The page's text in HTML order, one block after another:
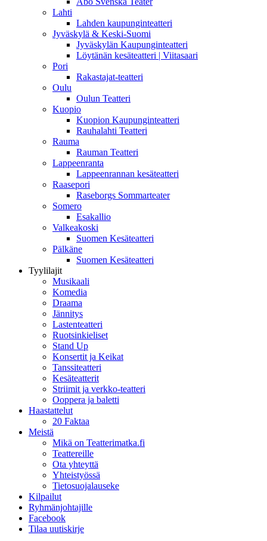
Lahti
Lahden kaupunginteatteri
Jyväskylä & Keski-Suomi
Jyväskylän Kaupunginteatteri
Löytänän kesäteatteri | Viitasaari
Pori
Rakastajat-teatteri
Oulu
Oulun Teatteri
Kuopio
Kuopion Kaupunginteatteri
Rauhalahti Teatteri
Rauma
Rauman Teatteri
Lappeenranta
Lappeenrannan kesäteatteri
Raasepori
Raseborgs Sommarteater
Somero
Esakallio
Valkeakoski
Suomen Kesäteatteri
Pälkäne
Suomen Kesäteatteri
Tyylilajit
Musikaali
Komedia
Draama
Jännitys
Lastenteatteri
Ruotsinkieliset
Stand Up
Konsertit ja Keikat
Tanssiteatteri
Kesäteatterit
Striimit ja verkko-teatteri
Ooppera ja baletti
Haastattelut
20 Faktaa
Meistä
Mikä on Teatterimatka.fi
Teattereille
Ota yhteyttä
Yhteistyössä
Tietosuojalauseke
Kilpailut
Ryhmänjohtajille
Facebook
Tilaa uutiskirje